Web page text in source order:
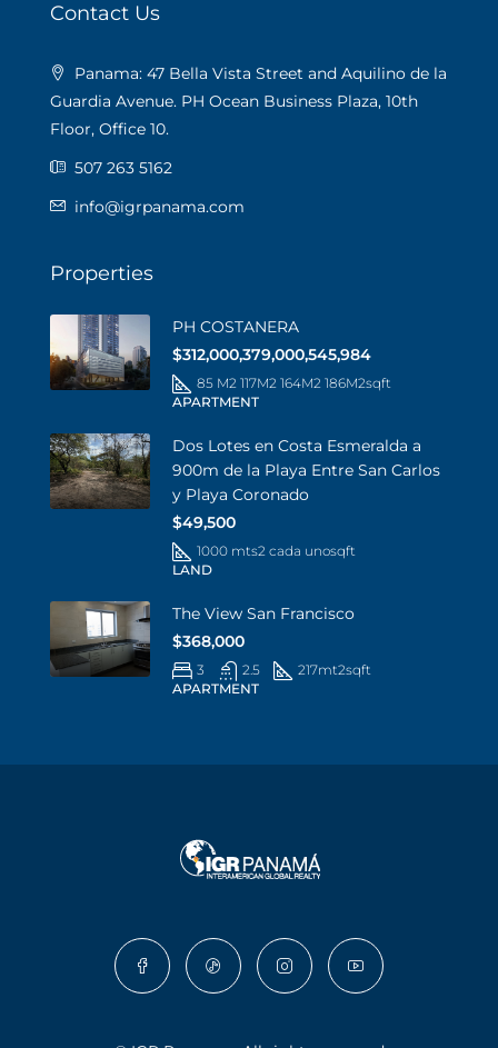
Contact Us
Panama: 47 Bella Vista Street and Aquilino de la
Guardia Avenue. PH Ocean Business Plaza, 10th
Floor, Office 10.
507 263 5162
info@igrpanama.com
Properties
PH COSTANERA
$312,000,379,000,545,984
85 M2 117M2 164M2 186M2sqft
APARTMENT
Dos Lotes en Costa Esmeralda a
900m de la Playa Entre San Carlos
y Playa Coronado
$49,500
1000 mts2 cada unosqft
LAND
The View San Francisco
$368,000
3 2.5 217mt2sqft
APARTMENT